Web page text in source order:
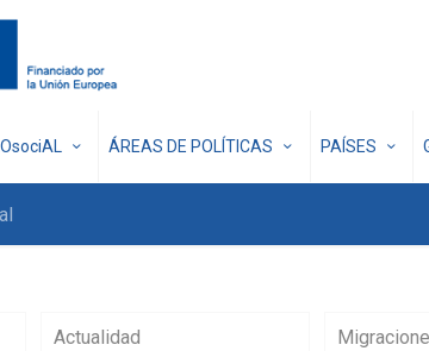
ÁREAS DE POLÍTICAS PAÍSES
Actualidad